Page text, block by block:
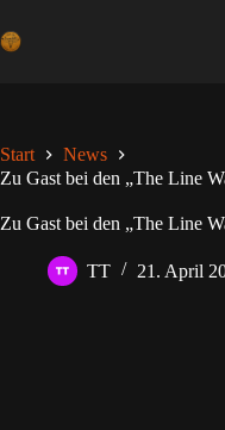
Inhalt
springen
Start
News
Zu Gast bei den „The Line
Zu Gast bei den „The Line
TT 21. April